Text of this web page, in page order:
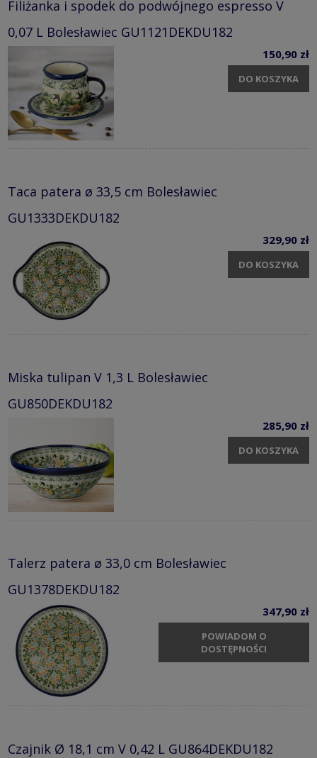
Filiżanka i spodek do podwójnego espresso V
0,07 L Bolesławiec GU1121DEKDU182
150,90 zł
DO KOSZYKA
Taca patera ø 33,5 cm Bolesławiec
GU1333DEKDU182
329,90 zł
DO KOSZYKA
Miska tulipan V 1,3 L Bolesławiec
GU850DEKDU182
285,90 zł
DO KOSZYKA
Talerz patera ø 33,0 cm Bolesławiec
GU1378DEKDU182
347,90 zł
POWIADOM O
DOSTĘPNOŚCI
Czajnik Ø 18,1 cm V 0,42 L GU864DEKDU182